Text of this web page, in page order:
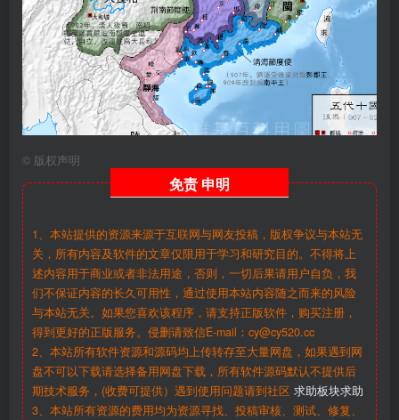
© 版权声明
免责 申明
1、本站提供的资源来源于互联网与网友投稿，版权争议与本站无
关，所有内容及软件的文章仅限用于学习和研究目的。不得将上
述内容用于商业或者非法用途，否则，一切后果请用户自负，我
们不保证内容的长久可用性，通过使用本站内容随之而来的风险
与本站无关。如果您喜欢该程序，请支持正版软件，购买注册，
得到更好的正版服务。侵删请致信E-mail：cy@cy520.cc
2、本站所有软件资源和源码均上传转存至大量网盘，如果遇到网
盘不可以下载请选择备用网盘下载，所有软件源码默认不提供后
期技术服务，(收费可提供）遇到使用问题请到社区 求助板块求助
3、本站所有资源的费用均为资源寻找、投稿审核、测试、修复、